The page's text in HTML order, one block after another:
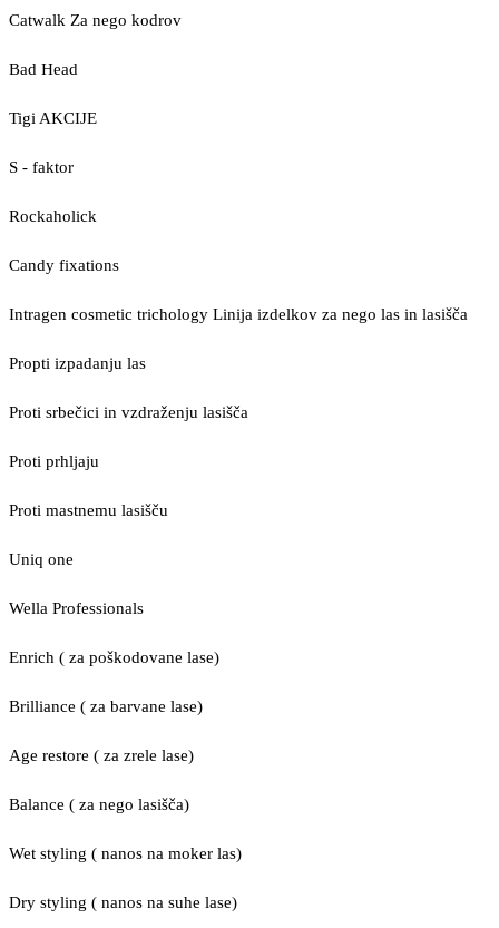
Catwalk Za nego kodrov
Bad Head
Tigi AKCIJE
S - faktor
Rockaholick
Candy fixations
Intragen cosmetic trichology Linija izdelkov za nego las in lasišča
Propti izpadanju las
Proti srbečici in vzdraženju lasišča
Proti prhljaju
Proti mastnemu lasišču
Uniq one
Wella Professionals
Enrich ( za poškodovane lase)
Brilliance ( za barvane lase)
Age restore ( za zrele lase)
Balance ( za nego lasišča)
Wet styling ( nanos na moker las)
Dry styling ( nanos na suhe lase)